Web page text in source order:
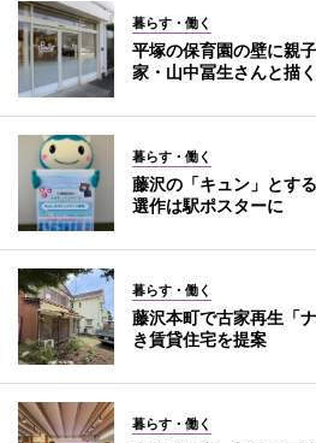
暮らす・働く
平塚の保育園の壁に親
家・山中冨生さんと描く
暮らす・働く
藤沢の「キュン」とす
選作は駅ポスターに
暮らす・働く
藤沢本町で古家再生「
き賃貸住宅を提案
暮らす・働く